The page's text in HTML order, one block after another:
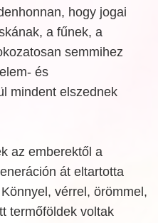
hogy jogai
a fűnek, a
semmihez
és
mindent elszednek
az emberektől a
át eltartotta
vérrel, örömmel,
termőföldek voltak